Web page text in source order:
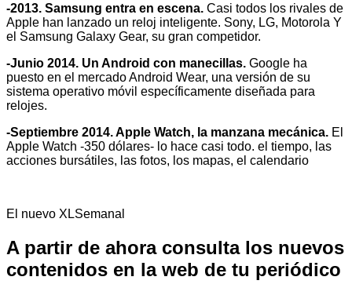
-2013. Samsung entra en escena. Casi todos los rivales de
Apple han lanzado un reloj inteligente. Sony, LG, Motorola Y
el Samsung Galaxy Gear, su gran competidor.
-Junio 2014. Un Android con manecillas. Google ha
puesto en el mercado Android Wear, una versión de su
sistema operativo móvil específicamente diseñada para
relojes.
-Septiembre 2014. Apple Watch, la manzana mecánica. El
Apple Watch -350 dólares- lo hace casi todo. el tiempo, las
acciones bursátiles, las fotos, los mapas, el calendario
El nuevo XLSemanal
A partir de ahora consulta los nuevos
contenidos en la web de tu periódico